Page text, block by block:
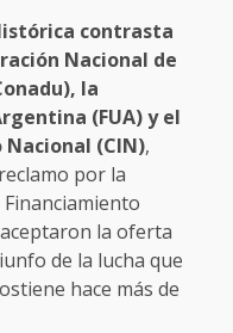
contrasta
Nacional de
la
(FUA) y el
(CIN),
por la
la oferta
de la lucha que
hace más de